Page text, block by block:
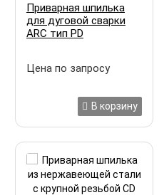
Приварная шпилька
для дуговой сварки
ARC тип PD
Цена по запросу
В корзину